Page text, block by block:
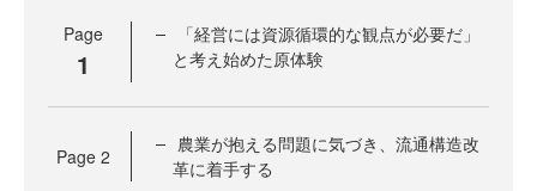
Page
1
「経営には資源循環的な観点が必要だ」
と考え始めた原体験
Page 2
農業が抱える問題に気づき、流通構造改
革に着手する